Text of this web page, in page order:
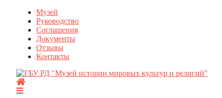
Перейти
содержимому
Музей
Руководство
Соглашения
Документы
Отзывы
Контакты